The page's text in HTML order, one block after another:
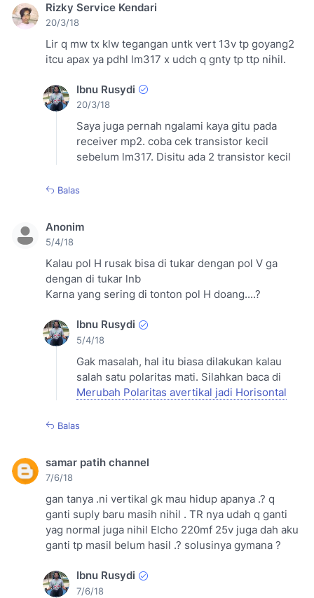
Rizky Service Kendari
20/3/18
Lir q mw tx klw tegangan untk vert 13v tp goyang2
itcu apax ya pdhl lm317 x udch q gnty tp ttp nihil.
Ibnu Rusydi
20/3/18
Saya juga pernah ngalami kaya gitu pada
receiver mp2. coba cek transistor kecil
sebelum lm317. Disitu ada 2 transistor kecil
Balas
Anonim
5/4/18
Kalau pol H rusak bisa di tukar dengan pol V ga
dengan di tukar lnb
Karna yang sering di tonton pol H doang....?
Ibnu Rusydi
5/4/18
Gak masalah, hal itu biasa dilakukan kalau
salah satu polaritas mati. Silahkan baca di
Merubah Polaritas avertikal jadi Horisontal
Balas
samar patih channel
7/6/18
gan tanya .ni vertikal gk mau hidup apanya .? q
ganti suply baru masih nihil . TR nya udah q ganti
yag normal juga nihil Elcho 220mf 25v juga dah aku
ganti tp masil belum hasil .? solusinya gymana ?
Ibnu Rusydi
7/6/18